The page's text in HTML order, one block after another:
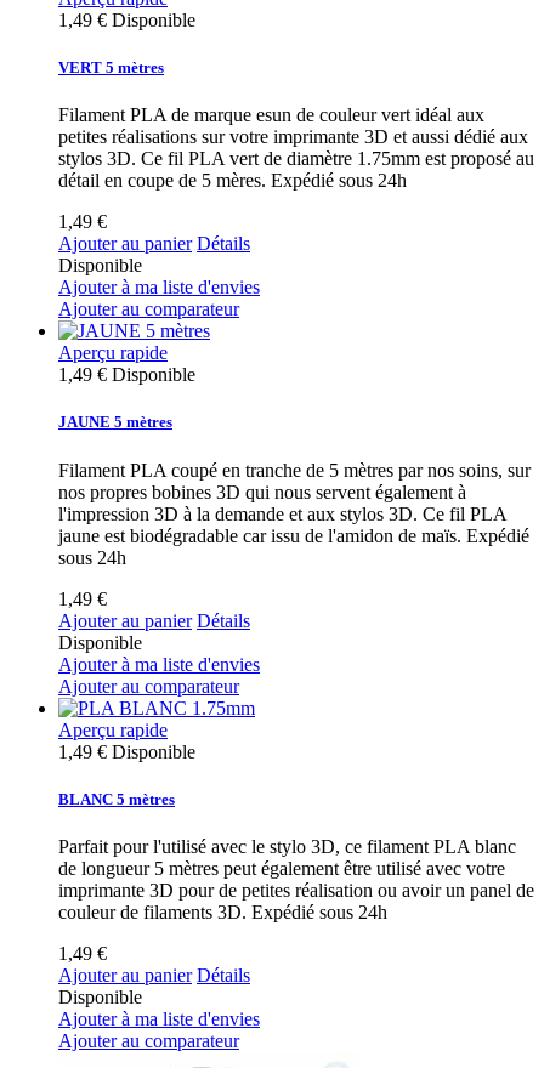
1,49 € Disponible
VERT 5 mètres
Filament PLA de marque esun de couleur vert idéal aux
petites réalisations sur votre imprimante 3D et aussi dédié aux
stylos 3D. Ce fil PLA vert de diamètre 1.75mm est proposé au
détail en coupe de 5 mères. Expédié sous 24h
1,49 €
Ajouter au panier Détails
Disponible
Ajouter à ma liste d'envies
Ajouter au comparateur
Aperçu rapide
1,49 € Disponible
JAUNE 5 mètres
Filament PLA coupé en tranche de 5 mètres par nos soins, sur
nos propres bobines 3D qui nous servent également à
l'impression 3D à la demande et aux stylos 3D. Ce fil PLA
jaune est biodégradable car issu de l'amidon de maïs. Expédié
sous 24h
1,49 €
Ajouter au panier Détails
Disponible
Ajouter à ma liste d'envies
Ajouter au comparateur
Aperçu rapide
1,49 € Disponible
BLANC 5 mètres
Parfait pour l'utilisé avec le stylo 3D, ce filament PLA blanc
de longueur 5 mètres peut également être utilisé avec votre
imprimante 3D pour de petites réalisation ou avoir un panel de
couleur de filaments 3D. Expédié sous 24h
1,49 €
Ajouter au panier Détails
Disponible
Ajouter à ma liste d'envies
Ajouter au comparateur